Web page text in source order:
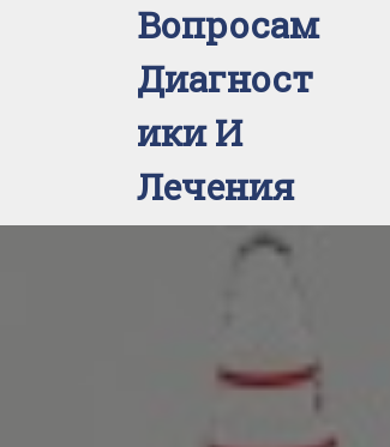
Вопросам
Диагност
Ики И
Лечения